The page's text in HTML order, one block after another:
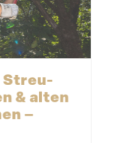
Streu­
& alten
–